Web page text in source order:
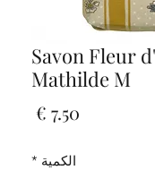
Savon Fleur
Mathilde M
الكمية *